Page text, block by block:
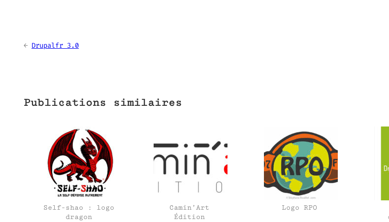
← Drupalfr 3.0
Publications similaires
Self-shao : logo
dragon
Camin’Art
Édition
Logo RPO